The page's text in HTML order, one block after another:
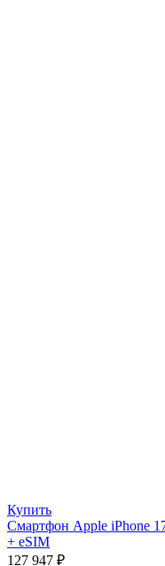
Купить
Смартфон Apple iPhone
+ eSIM
127 947 ₽